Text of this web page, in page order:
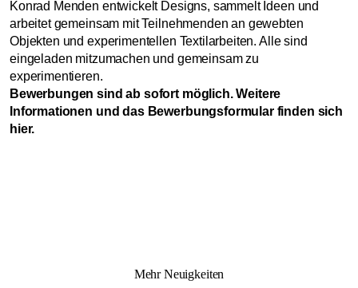
Konrad Menden entwickelt Designs, sammelt Ideen und
arbeitet gemeinsam mit Teilnehmenden an gewebten
Objekten und experimentellen Textilarbeiten. Alle sind
eingeladen mitzumachen und gemeinsam zu
experimentieren.
Bewerbungen sind ab sofort möglich. Weitere
Informationen und das Bewerbungsformular finden sich
hier.
Mehr Neuigkeiten